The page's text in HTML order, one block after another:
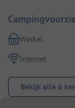
Winkel
Internet
Bekijk alle 6